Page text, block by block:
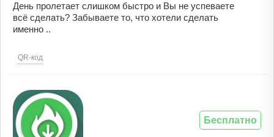
День пролетает слишком быстро и Вы не успеваете
всё сделать? Забываете то, что хотели сделать
именно ..
QR-код
Бесплатно